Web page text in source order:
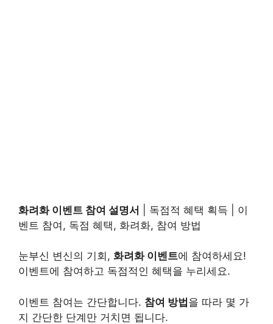
화려화 이벤트 참여 설명서 | 독점적 혜택 획득 | 이
벤트 참여, 독점 혜택, 화려화, 참여 방법
눈부신 변신의 기회, 화려화 이벤트에 참여하세요!
이벤트에 참여하고 독점적인 혜택을 누리세요.
이벤트 참여는 간단합니다. 참여 방법을 따라 몇 가
지 간단한 단계만 거치면 됩니다.